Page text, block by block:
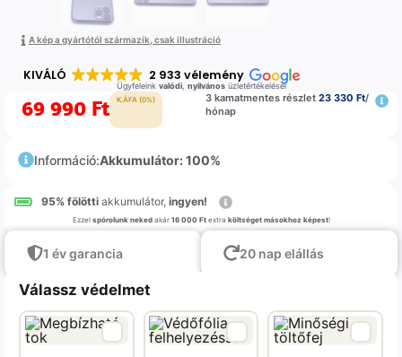
A kép a gyártótól származik, csak illustráció
KIVÁLÓ 2 933 vélemény
Ügyfeleink valódi, nyilvánosüzletértékelései
69 990 Ft K.ÁFA (0%) 3 kamatmentes részlet 23 330 Ft/
hónap
Információ:Akkumulátor: 100%
95% fölötti akkumulátor, ingyen!
Ezzel spórolunk nekedakár 16 000 Ftextra költséget másokhoz képest!
1 év garancia 20 nap elállás
Válassz védelmet